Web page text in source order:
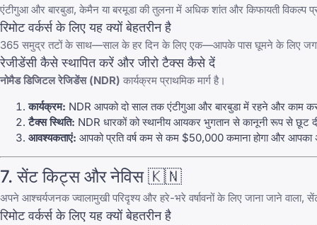
एंटीगुआ और बारबुडा, केमैन या बरमूडा की तुलना में अधिक शांत और किफायती विकल्प
रिमोट वर्कर्स के लिए यह क्यों बेहतरीन है
365 समुद्र तटों के साथ—साल के हर दिन के लिए एक—आपके पास घूमने के लिए जगहों
रेजीडेंसी कैसे स्थापित करें और जीरो टैक्स कैसे दें
नोमैड डिजिटल रेजिडेंस (NDR) कार्यक्रम प्राथमिक मार्ग है।
कार्यक्रम: NDR आपको दो साल तक एंटीगुआ और बारबुडा में रहने और काम
टैक्स स्थिति: NDR धारकों को स्थानीय आयकर भुगतान से कानूनी रूप से छूट
आवश्यकताएं: आपको प्रति वर्ष कम से कम $50,000 कमाना होगा और आपका
7. सेंट किट्स और नेविस 🇰🇳
अपने आश्चर्यजनक ज्वालामुखी परिदृश्य और हरे-भरे वर्षावनों के लिए जाना जाने
रिमोट वर्कर्स के लिए यह क्यों बेहतरीन है